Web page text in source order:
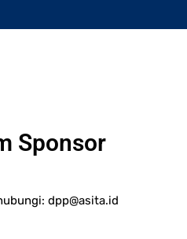
Sponsor
dpp@asita.id